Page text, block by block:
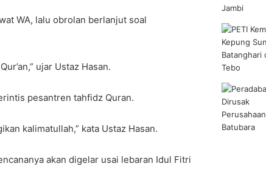
WA, lalu obrolan berlanjut soal
ujar Ustaz Hasan.
pesantren tahfidz Quran.
kalimatullah,” kata Ustaz Hasan.
akan digelar usai lebaran Idul Fitri